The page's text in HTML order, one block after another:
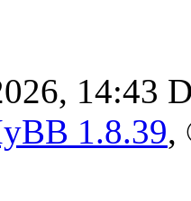
14:43
1.8.39,